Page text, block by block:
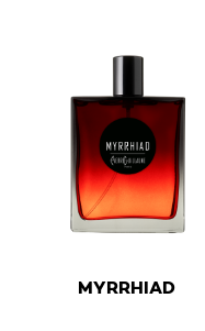
MYRRHIAD
This product has